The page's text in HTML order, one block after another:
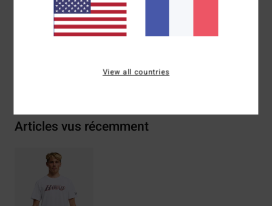
Traçabilité du produit (Loi Agec)
Articles vus récemment
View all countries